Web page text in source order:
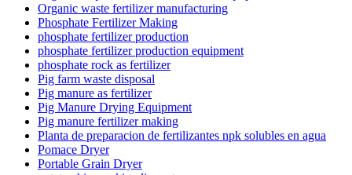
Organic waste fertilizer manufacturing
Phosphate Fertilizer Making
phosphate fertilizer production
phosphate fertilizer production equipment
phosphate rock as fertilizer
Pig farm waste disposal
Pig manure as fertilizer
Pig Manure Drying Equipment
Pig manure fertilizer making
Planta de preparacion de fertilizantes npk solubles en agua
Pomace Dryer
Portable Grain Dryer